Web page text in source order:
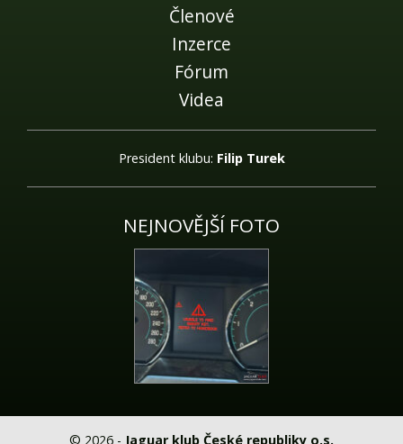
Členové
Inzerce
Fórum
Videa
President klubu: Filip Turek
NEJNOVĚJŠÍ FOTO
© 2026 - Jaguar klub České republiky o.s.